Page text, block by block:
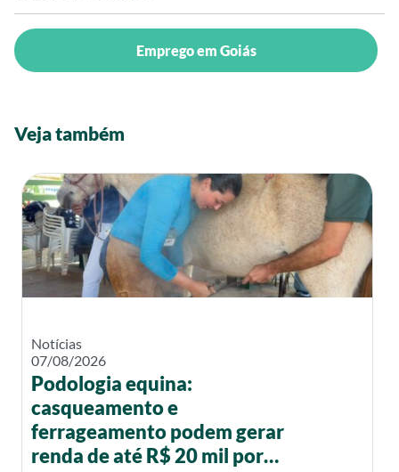
Emprego em Goiás
Veja também
Notícias
07/08/2026
Podologia equina:
casqueamento e
ferrageamento podem gerar
renda de até R$ 20 mil por